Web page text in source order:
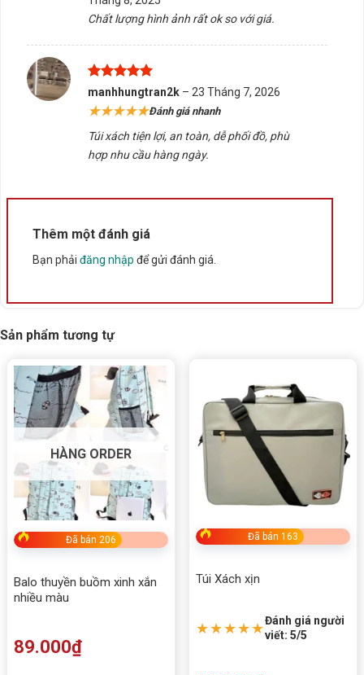
Bấm 5 sao để ủng hộ shop
Thông số kỹ thuật
sao
Chất lượng hình ảnh rất ok so với giá.
Được xếp
hạng 5
5
sao
manhhungtran2k – 23 Tháng 7, 2026
★★★★★Đánh giá nhanh
Túi xách tiện lợi, an toàn, dễ phối đồ, phù
hợp nhu cầu hàng ngày.
Thêm một đánh giá
Bạn phải đăng nhập để gửi đánh giá.
Sản phẩm tương tự
HÀNG ORDER
Đã bán 206
Balo thuyền buồm xinh xắn
nhiều màu
89.000₫
Đã bán 163
Túi Xách xịn
★★★★★Đánh giá người
viết: 5/5